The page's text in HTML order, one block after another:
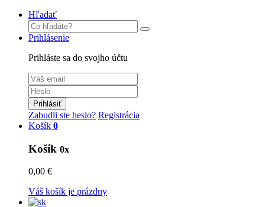
Hľadať
Prihlásenie
Prihláste sa do svojho účtu
Prihlásiť
Zabudli ste heslo? Registrácia
Košík 0
Košík 0x
0,00 €
Váš košík je prázdny